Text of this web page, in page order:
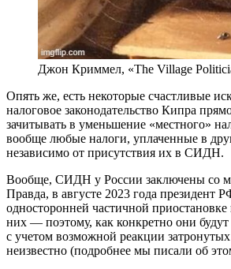
Джон Криммел, «The Village
Опять же, есть некоторые счастливые
налоговое законодательство Кипра
зачитывать в уменьшение «местного»
вообще любые налоги, уплаченные в
независимо от присутствия их в СИДН.
Вообще, СИДН у России заключены со
Правда, в августе 2023 года президент
односторонней частичной
них — поэтому, как конкретно они будут
с учетом возможной реакции
неизвестно (подробнее мы писали об